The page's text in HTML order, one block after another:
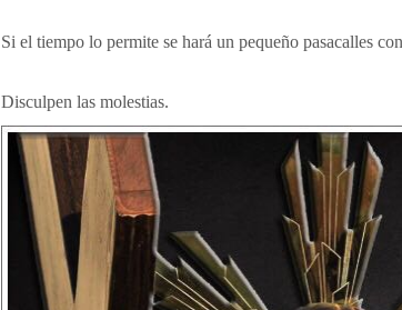
Si el tiempo lo permite se hará un pequeño pasacalles
Disculpen las molestias.⁠⁠⁠⁠